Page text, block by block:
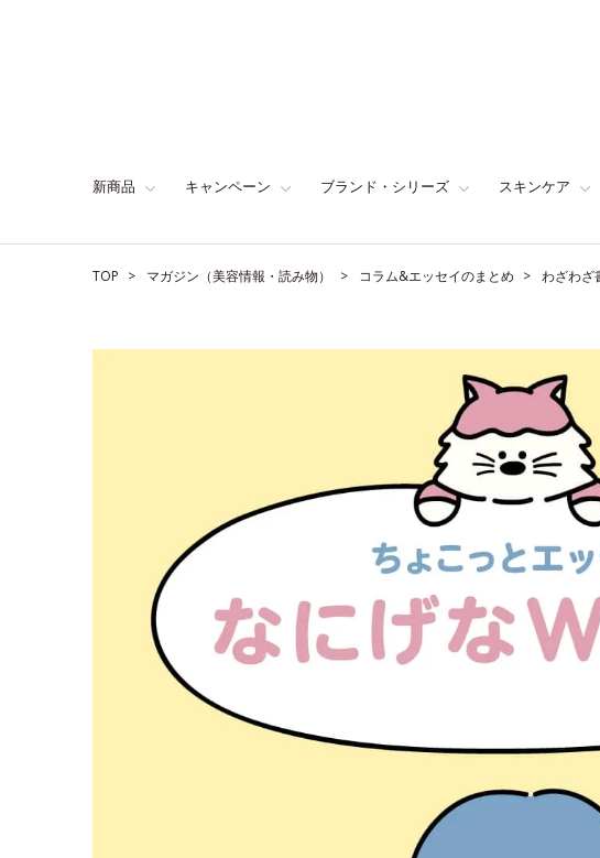
新商品 キャンペーン ブランド・シリーズ スキンケア
TOP マガジン（美容情報・読み物） コラム&エッセイのまとめ わざわざ